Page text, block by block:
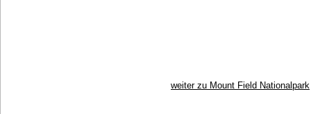
weiter zu Mount Field Nationalpark